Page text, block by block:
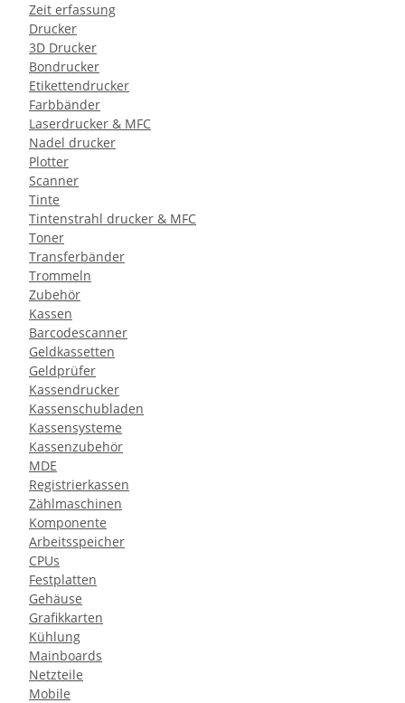
Zeit erfassung
Drucker
3D Drucker
Bondrucker
Etikettendrucker
Farbbänder
Laserdrucker & MFC
Nadel drucker
Plotter
Scanner
Tinte
Tintenstrahl drucker & MFC
Toner
Transferbänder
Trommeln
Zubehör
Kassen
Barcodescanner
Geldkassetten
Geldprüfer
Kassendrucker
Kassenschubladen
Kassensysteme
Kassenzubehör
MDE
Registrierkassen
Zählmaschinen
Komponente
Arbeitsspeicher
CPUs
Festplatten
Gehäuse
Grafikkarten
Kühlung
Mainboards
Netzteile
Mobile